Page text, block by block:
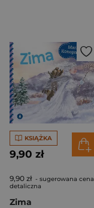
KSIĄŻKA
9,90 zł
9,90 zł - sugerowana cena
detaliczna
Zima